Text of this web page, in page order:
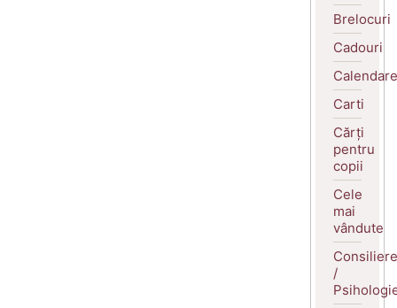
Brelocuri
Cadouri
Calendare
Carti
Cărți
pentru
copii
Cele
mai
vândute
Consiliere
/